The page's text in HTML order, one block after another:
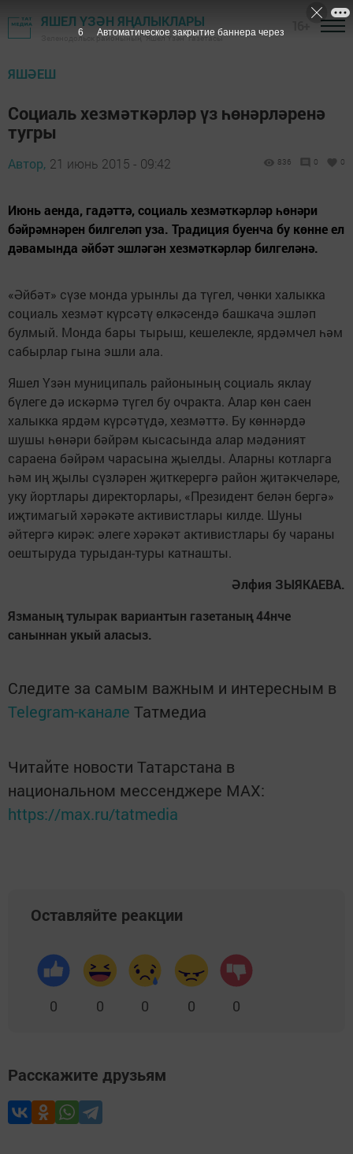
ЯШЕЛ ҮЗӘН ЯҢАЛЫКЛАРЫ
Зеленодольск районының "Яшел Үзән" газетасы
ЯШӘЕШ
Социаль хезмәткәрләр үз һөнәрләренә
тугры
Автор, 21 июнь 2015 - 09:42 836 0 0
Июнь аенда, гадәттә, социаль хезмәткәрләр һөнәри
бәйрәмнәрен билгеләп уза. Традиция буенча бу көнне ел
дәвамында әйбәт эшләгән хезмәткәрләр билгеләнә.
«Әйбәт» сүзе монда урынлы да түгел, чөнки халыкка
социаль хезмәт күрсәтү өлкәсендә башкача эшләп
булмый. Монда бары тырыш, кешелекле, ярдәмчел һәм
сабырлар гына эшли ала.
Яшел Үзән муниципаль районының социаль яклау
бүлеге дә искәрмә түгел бу очракта. Алар көн саен
халыкка ярдәм күрсәтүдә, хезмәттә. Бу көннәрдә
шушы һөнәри бәйрәм кысасында алар мәдәният
сараена бәйрәм чарасына җыелды. Аларны котларга
һәм иң җылы сүзләрен җиткерергә район җитәкчеләре,
уку йортлары директорлары, «Президент белән бергә»
иҗтимагый хәрәкәте активистлары килде. Шуны
әйтергә кирәк: әлеге хәрәкәт активистлары бу чараны
оештыруда турыдан-туры катнашты.
Әлфия ЗЫЯКАЕВА.
Язманың тулырак вариантын газетаның 44нче
саныннан укый аласыз.
Следите за самым важным и интересным в
Telegram-канале Татмедиа
Читайте новости Татарстана в
национальном мессенджере MАХ:
https://max.ru/tatmedia
Оставляйте реакции
0 0 0 0 0
Расскажите друзьям
5 Автоматическое закрытие баннера через